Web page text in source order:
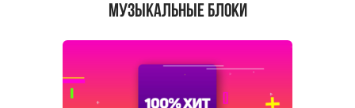
Музыкальные блоки